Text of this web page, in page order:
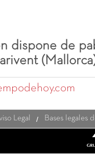
dispone de
Legal Bases legales